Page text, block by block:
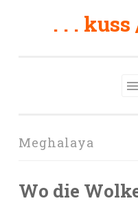
. . .
Meghalaya
Wo die